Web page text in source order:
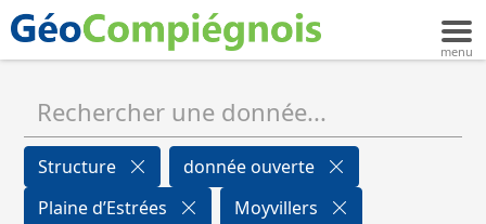
Structure
donnée ouverte
Plaine d’Estrées
Moyvillers